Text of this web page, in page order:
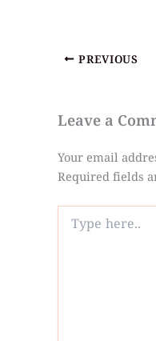
PREVIOUS
Leave a
Your email
Required fields
here..